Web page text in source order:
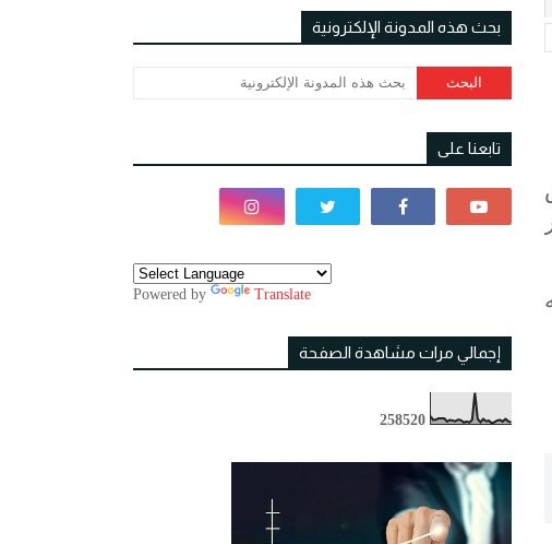
بحث هذه المدونة الإلكترونية
تابعنا على
Powered by Translate
إجمالي مرات مشاهدة الصفحة
258520